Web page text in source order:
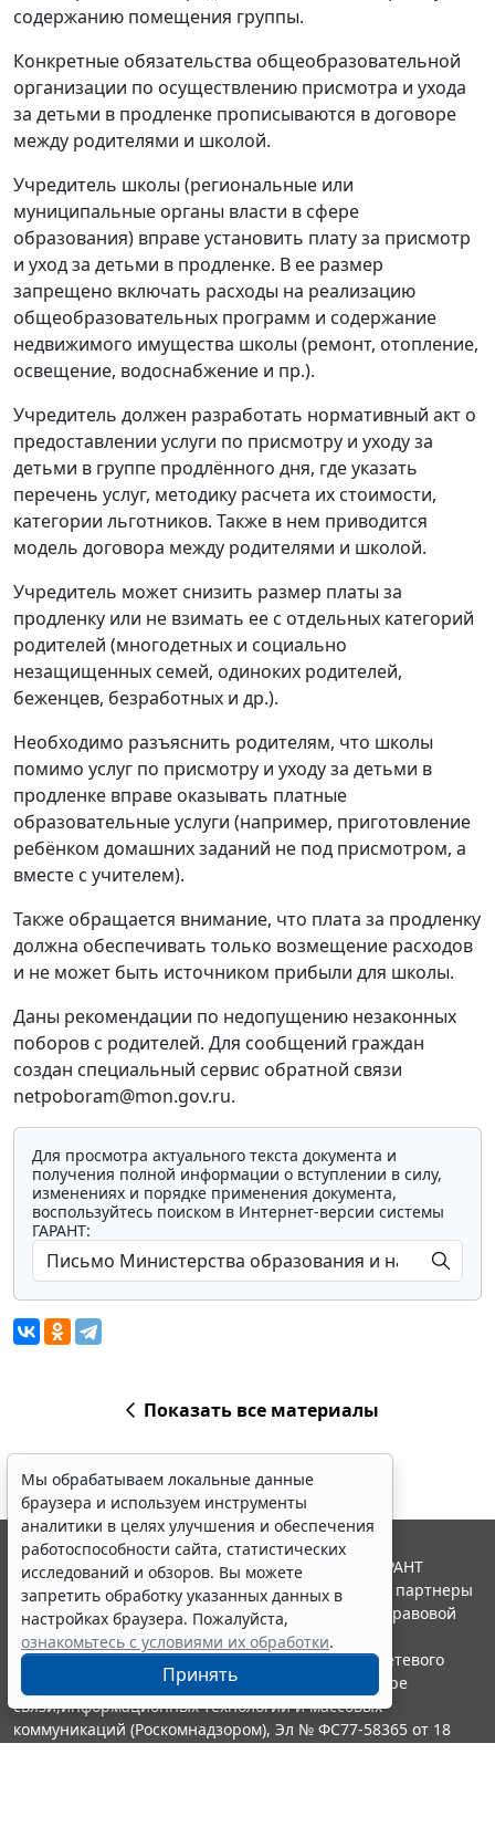
содержанию помещения группы.
Конкретные обязательства общеобразовательной
организации по осуществлению присмотра и ухода
за детьми в продленке прописываются в договоре
между родителями и школой.
Учредитель школы (региональные или
муниципальные органы власти в сфере
образования) вправе установить плату за присмотр
и уход за детьми в продленке. В ее размер
запрещено включать расходы на реализацию
общеобразовательных программ и содержание
недвижимого имущества школы (ремонт, отопление,
освещение, водоснабжение и пр.).
Учредитель должен разработать нормативный акт о
предоставлении услуги по присмотру и уходу за
детьми в группе продлённого дня, где указать
перечень услуг, методику расчета их стоимости,
категории льготников. Также в нем приводится
модель договора между родителями и школой.
Учредитель может снизить размер платы за
продленку или не взимать ее с отдельных категорий
родителей (многодетных и социально
незащищенных семей, одиноких родителей,
беженцев, безработных и др.).
Необходимо разъяснить родителям, что школы
помимо услуг по присмотру и уходу за детьми в
продленке вправе оказывать платные
образовательные услуги (например, приготовление
ребёнком домашних заданий не под присмотром, а
вместе с учителем).
Также обращается внимание, что плата за продленку
должна обеспечивать только возмещение расходов
и не может быть источником прибыли для школы.
Даны рекомендации по недопущению незаконных
поборов с родителей. Для сообщений граждан
создан специальный сервис обратной связи
netpoboram@mon.gov.ru.
Для просмотра актуального текста документа и
получения полной информации о вступлении в силу,
изменениях и порядке применения документа,
воспользуйтесь поиском в Интернет-версии системы
ГАРАНТ:
Показать все материалы
Мы обрабатываем локальные данные
браузера и используем инструменты
аналитики в целях улучшения и обеспечения
работоспособности сайта, статистических
исследований и обзоров. Вы можете
запретить обработку указанных данных в
настройках браузера. Пожалуйста,
ознакомьтесь с условиями их обработки.
Принять
© ООО "НПП "ГАРАНТ-СЕРВИС", 2026. Система ГАРАНТ
выпускается с 1990 года. Компания "Гарант" и ее партнеры
являются участниками Российской ассоциации правовой
информации ГАРАНТ.
Портал ГАРАНТ.РУ зарегистрирован в качестве сетевого
издания Федеральной службой по надзору в сфере
связи,информационных технологий и массовых
коммуникаций (Роскомнадзором), Эл № ФС77-58365 от 18